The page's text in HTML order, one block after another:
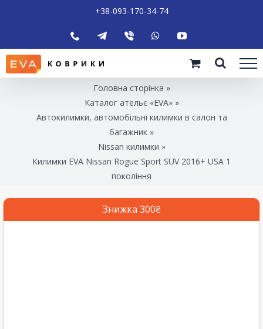
+38-093-170-34-74
Головна сторінка »
Каталог ательє «EVA»»
Автокилимки, автомобільні килимки в салон та
багажник »
Nissan килимки »
Килимки EVA Nissan Rogue Sport SUV 2016+ USA 1
покоління
Знижка 300₴